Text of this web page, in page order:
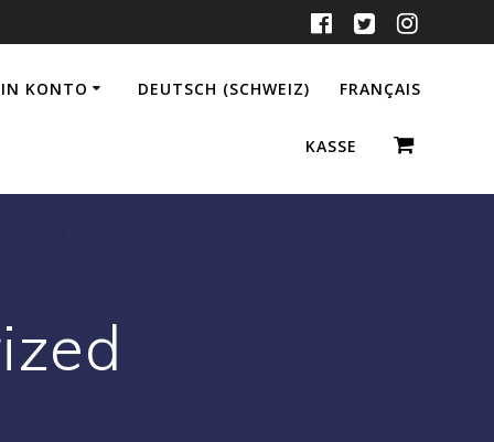
KONTO DEUTSCH (SCHWEIZ) FRANÇAIS
KASSE